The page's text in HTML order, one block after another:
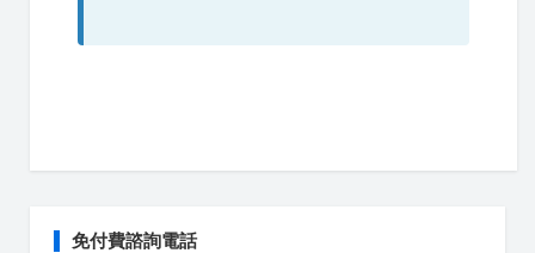
免付費諮詢電話